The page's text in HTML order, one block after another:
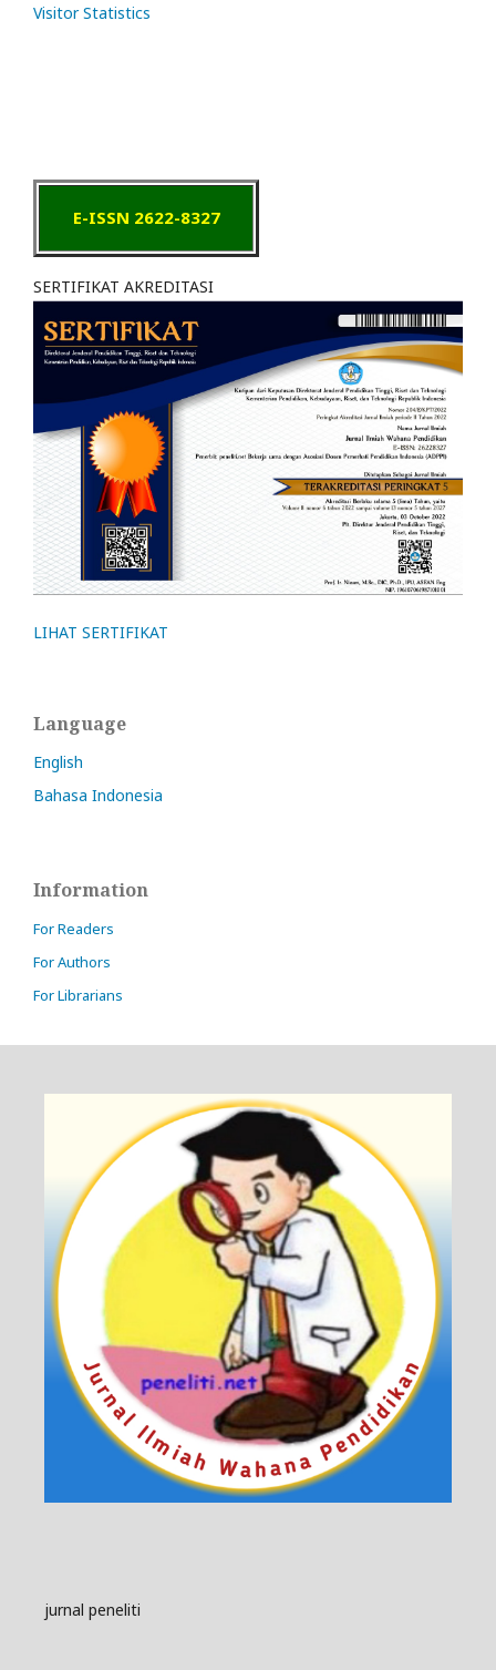
Visitor Statistics
E-ISSN 2622-8327
SERTIFIKAT AKREDITASI
LIHAT SERTIFIKAT
Language
English
Bahasa Indonesia
Information
For Readers
For Authors
For Librarians
jurnal peneliti